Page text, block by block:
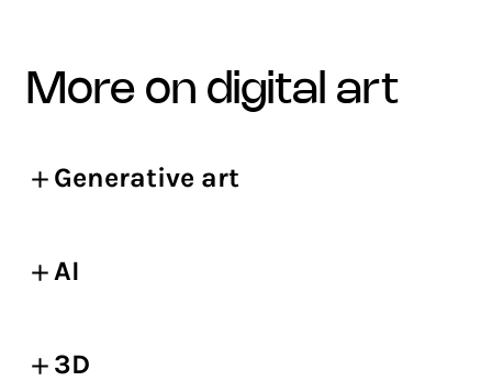
more on digital art
Generative art
AI
3D